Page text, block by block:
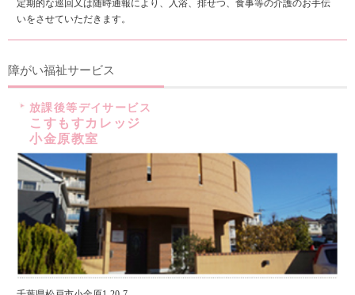
定期的な巡回又は随時通報により、入浴、排せつ、食事等の介護のお手伝
いをさせていただきます。
障がい福祉サービス
放課後等デイサービス
こすもすカレッジ
小金原教室